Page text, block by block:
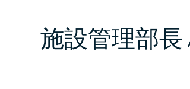
施設管理部長